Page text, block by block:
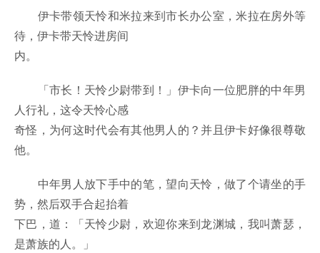
伊卡带领天怜和米拉来到市长办公室，米拉在房外等
待，伊卡带天怜进房间
内。
「市长！天怜少尉带到！」伊卡向一位肥胖的中年男
人行礼，这令天怜心感
奇怪，为何这时代会有其他男人的？并且伊卡好像很尊敬
他。
中年男人放下手中的笔，望向天怜，做了个请坐的手
势，然后双手合起抬着
下巴，道：「天怜少尉，欢迎你来到龙渊城，我叫萧瑟，
是萧族的人。」